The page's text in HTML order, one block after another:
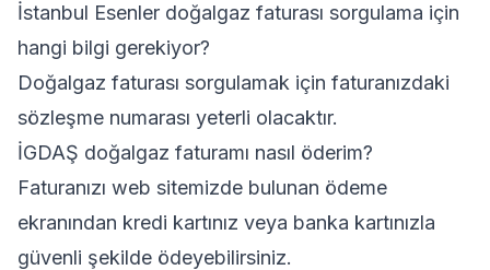
İstanbul Esenler doğalgaz faturası sorgulama için
hangi bilgi gerekiyor?
Doğalgaz faturası sorgulamak için faturanızdaki
sözleşme numarası yeterli olacaktır.
İGDAŞ doğalgaz faturamı nasıl öderim?
Faturanızı web sitemizde bulunan ödeme
ekranından kredi kartınız veya banka kartınızla
güvenli şekilde ödeyebilirsiniz.